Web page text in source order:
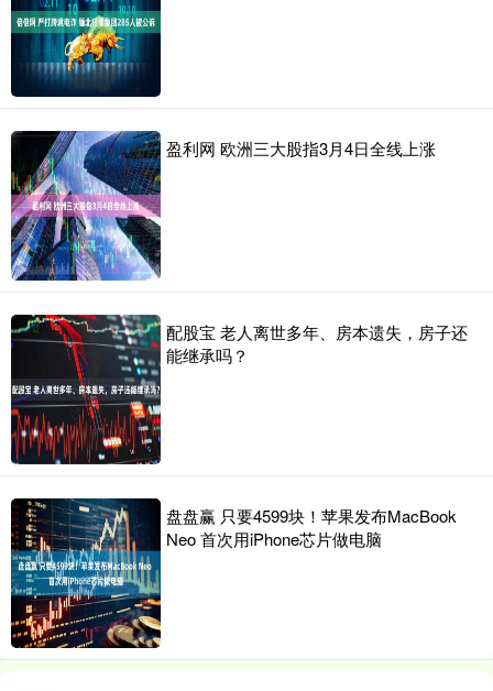
盈利网 欧洲三大股指3月4日全线上涨
配股宝 老人离世多年、房本遗失，房子还
能继承吗？
盘盘赢 只要4599块！苹果发布MacBook
Neo 首次用iPhone芯片做电脑